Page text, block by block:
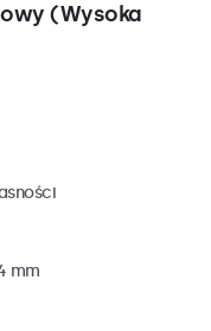
(Wysoka
mm